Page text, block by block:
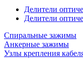
Делители
Делители
Спиральные зажимы
Анкерные зажимы
Узлы крепления